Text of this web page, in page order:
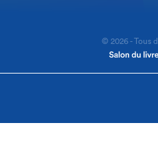
© 2026 - Tous